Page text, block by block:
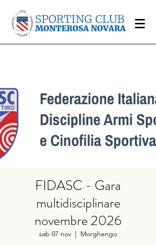
FIDASC - Gara
multidisciplinare
novembre 2026
sab 07 nov
  |
Morghengo